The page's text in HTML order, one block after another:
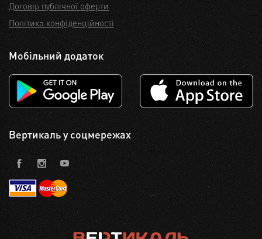
Договір публічної оферти
Політика конфіденційності
Мобільний додаток
Вертикаль у соцмережах